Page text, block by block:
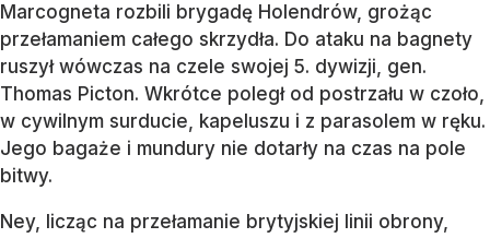
Marcogneta rozbili brygadę Holendrów, grożąc
przełamaniem całego skrzydła. Do ataku na bagnety
ruszył wówczas na czele swojej 5. dywizji, gen.
Thomas Picton. Wkrótce poległ od postrzału w czoło,
w cywilnym surducie, kapeluszu i z parasolem w ręku.
Jego bagaże i mundury nie dotarły na czas na pole
bitwy.
Ney, licząc na przełamanie brytyjskiej linii obrony,